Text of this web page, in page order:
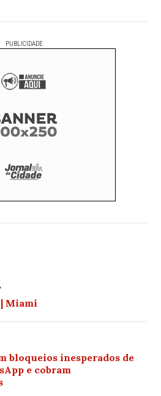
PUBLICIDADE
Miami
bloqueios inesperados de
e cobram